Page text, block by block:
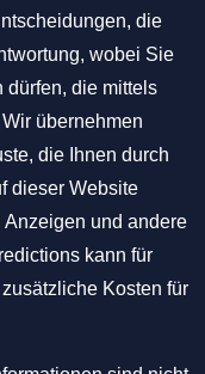
die
wobei Sie
dürfen, die mittels
übernehmen
die Ihnen durch
dieser Website
und andere
kann für
Kosten für